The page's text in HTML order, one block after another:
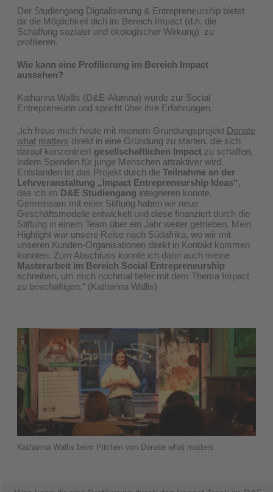
Der Studiengang Digitalisierung & Entrepreneurship bietet
dir die Möglichkeit dich im Bereich Impact (d.h. die
Schaffung sozialer und ökologischer Wirkung) zu
profilieren.
Wie kann eine Profilierung im Bereich Impact
aussehen?
Katharina Wallis (D&E-Alumna) wurde zur Social
Entrepreneurin und spricht über ihre Erfahrungen.
„Ich freue mich heute mit meinem Gründungsprojekt Donate
what matters direkt in eine Gründung zu starten, die sich
darauf konzentriert gesellschaftlichen Impact zu schaffen,
indem Spenden für junge Menschen attraktiver wird.
Entstanden ist das Projekt durch die Teilnahme an der
Lehrveranstaltung „Impact Entrepreneurship Ideas“,
das ich im D&E Studiengang integrieren konnte.
Gemeinsam mit einer Stiftung haben wir neue
Geschäftsmodelle entwickelt und diese finanziert durch die
Stiftung in einem Team über ein Jahr weiter getrieben. Mein
Highlight war unsere Reise nach Südafrika, wo wir mit
unseren Kunden-Organisationen direkt in Kontakt kommen
konnten. Zum Abschluss konnte ich dann auch meine
Masterarbeit im Bereich Social Entrepreneurship
schreiben, um mich nochmal tiefer mit dem Thema Impact
zu beschäftigen.“ (Katharina Wallis)
Katharina Wallis beim Pitchen von Donate what matters